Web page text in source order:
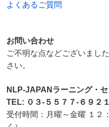
よくあるご質問
お問い合わせ
ご不明な点などございまし
さい。
NLP-JAPANラーニング・
TEL: ０３-５５７７-６９２１
受付時間：月曜～金曜 １２